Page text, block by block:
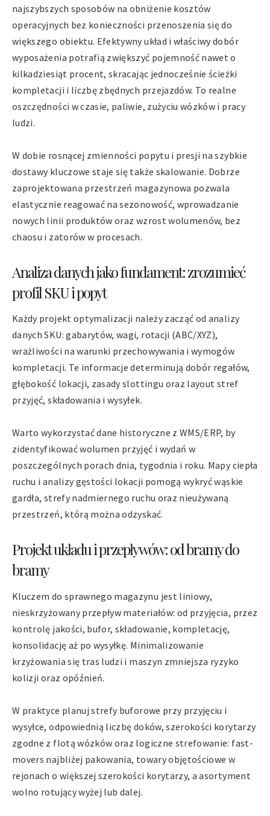
najszybszych sposobów na obniżenie kosztów
operacyjnych bez konieczności przenoszenia się do
większego obiektu. Efektywny układ i właściwy dobór
wyposażenia potrafią zwiększyć pojemność nawet o
kilkadziesiąt procent, skracając jednocześnie ścieżki
kompletacji i liczbę zbędnych przejazdów. To realne
oszczędności w czasie, paliwie, zużyciu wózków i pracy
ludzi.
W dobie rosnącej zmienności popytu i presji na szybkie
dostawy kluczowe staje się także skalowanie. Dobrze
zaprojektowana przestrzeń magazynowa pozwala
elastycznie reagować na sezonowość, wprowadzanie
nowych linii produktów oraz wzrost wolumenów, bez
chaosu i zatorów w procesach.
Analiza danych jako fundament: zrozumieć
profil SKU i popyt
Każdy projekt optymalizacji należy zacząć od analizy
danych SKU: gabarytów, wagi, rotacji (ABC/XYZ),
wrażliwości na warunki przechowywania i wymogów
kompletacji. Te informacje determinują dobór regałów,
głębokość lokacji, zasady slottingu oraz layout stref
przyjęć, składowania i wysyłek.
Warto wykorzystać dane historyczne z WMS/ERP, by
zidentyfikować wolumen przyjęć i wydań w
poszczególnych porach dnia, tygodnia i roku. Mapy ciepła
ruchu i analizy gęstości lokacji pomogą wykryć wąskie
gardła, strefy nadmiernego ruchu oraz nieużywaną
przestrzeń, którą można odzyskać.
Projekt układu i przepływów: od bramy do
bramy
Kluczem do sprawnego magazynu jest liniowy,
nieskrzyżowany przepływ materiałów: od przyjęcia, przez
kontrolę jakości, bufor, składowanie, kompletację,
konsolidację aż po wysyłkę. Minimalizowanie
krzyżowania się tras ludzi i maszyn zmniejsza ryzyko
kolizji oraz opóźnień.
W praktyce planuj strefy buforowe przy przyjęciu i
wysyłce, odpowiednią liczbę doków, szerokości korytarzy
zgodne z flotą wózków oraz logiczne strefowanie: fast-
movers najbliżej pakowania, towary objętościowe w
rejonach o większej szerokości korytarzy, a asortyment
wolno rotujący wyżej lub dalej.